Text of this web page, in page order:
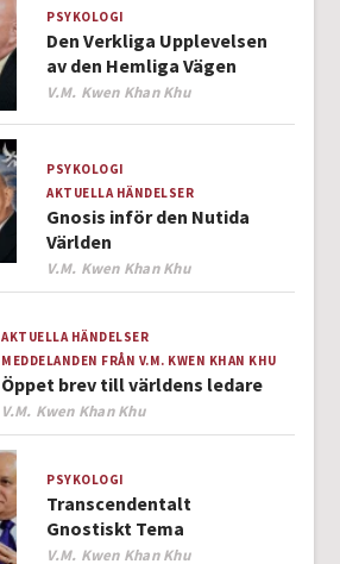
PSYKOLOGI
Den Verkliga Upplevelsen
av den Hemliga Vägen
Author
V.M. Kwen Khan Khu
PSYKOLOGI
AKTUELLA HÄNDELSER
Gnosis inför den Nutida
Världen
Author
V.M. Kwen Khan Khu
AKTUELLA HÄNDELSER
MEDDELANDEN FRÅN V.M. KWEN KHAN KHU
Öppet brev till världens ledare
Author
V.M. Kwen Khan Khu
PSYKOLOGI
Transcendentalt
Gnostiskt Tema
Author
V.M. Kwen Khan Khu